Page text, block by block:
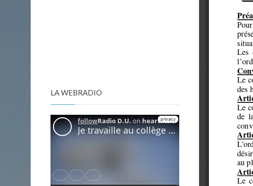
LA WEBRADIO